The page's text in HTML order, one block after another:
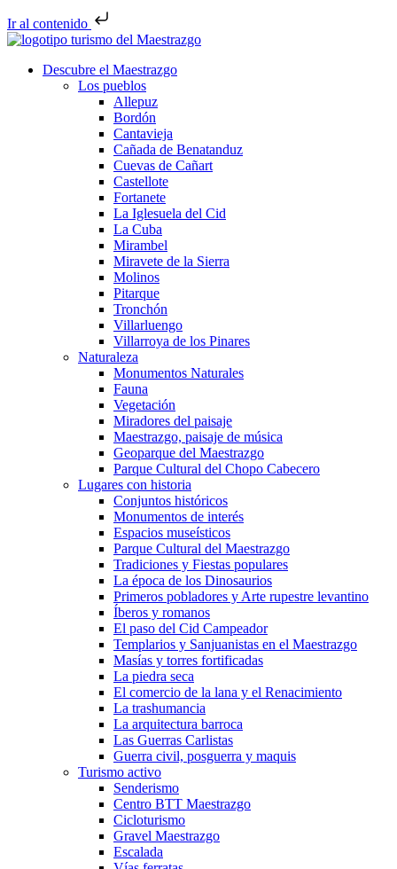
Ir al contenido
Descubre el Maestrazgo
Los pueblos
Allepuz
Bordón
Cantavieja
Cañada de Benatanduz
Cuevas de Cañart
Castellote
Fortanete
La Iglesuela del Cid
La Cuba
Mirambel
Miravete de la Sierra
Molinos
Pitarque
Tronchón
Villarluengo
Villarroya de los Pinares
Naturaleza
Monumentos Naturales
Fauna
Vegetación
Miradores del paisaje
Maestrazgo, paisaje de música
Geoparque del Maestrazgo
Parque Cultural del Chopo Cabecero
Lugares con historia
Conjuntos históricos
Monumentos de interés
Espacios museísticos
Parque Cultural del Maestrazgo
Tradiciones y Fiestas populares
La época de los Dinosaurios
Primeros pobladores y Arte rupestre levantino
Íberos y romanos
El paso del Cid Campeador
Templarios y Sanjuanistas en el Maestrazgo
Masías y torres fortificadas
La piedra seca
El comercio de la lana y el Renacimiento
La trashumancia
La arquitectura barroca
Las Guerras Carlistas
Guerra civil, posguerra y maquis
Turismo activo
Senderismo
Centro BTT Maestrazgo
Cicloturismo
Gravel Maestrazgo
Escalada